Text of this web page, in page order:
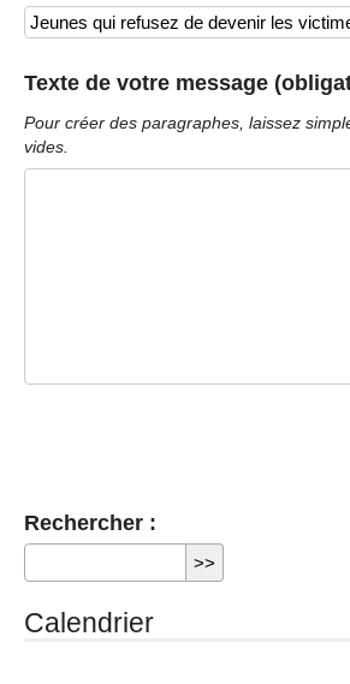
Texte de votre message
Pour créer des paragraphes, laissez
vides.
Rechercher :
Calendrier